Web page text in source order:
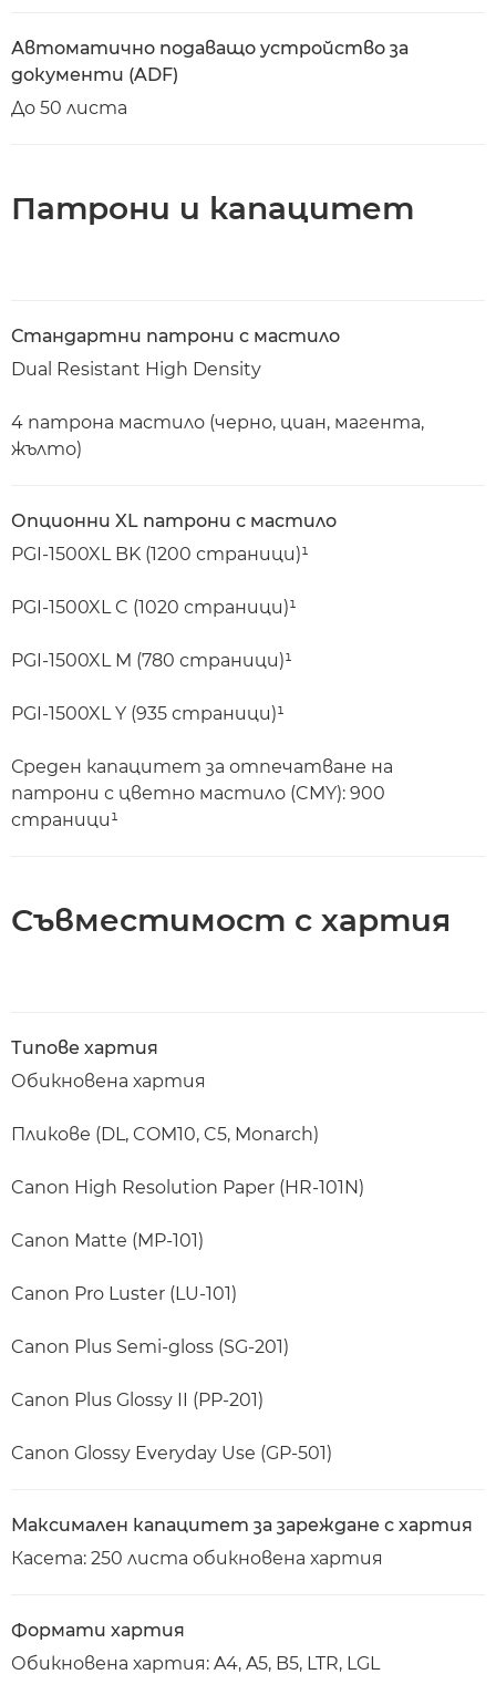
Автоматично подаващо устройство за
документи (ADF)
До 50 листа
Патрони и капацитет
Стандартни патрони с мастило
Dual Resistant High Density
4 патрона мастило (черно, циан, магента,
жълто)
Опционни XL патрони с мастило
PGI-1500XL BK (1200 страници)¹
PGI-1500XL C (1020 страници)¹
PGI-1500XL M (780 страници)¹
PGI-1500XL Y (935 страници)¹
Среден капацитет за отпечатване на
патрони с цветно мастило (CMY): 900
страници¹
Съвместимост с хартия
Типове хартия
Обикновена хартия
Пликове (DL, COM10, C5, Monarch)
Canon High Resolution Paper (HR-101N)
Canon Matte (MP-101)
Canon Pro Luster (LU-101)
Canon Plus Semi-gloss (SG-201)
Canon Plus Glossy II (PP-201)
Canon Glossy Everyday Use (GP-501)
Максимален капацитет за зареждане с хартия
Касета: 250 листа обикновена хартия
Формати хартия
Обикновена хартия: A4, A5, B5, LTR, LGL